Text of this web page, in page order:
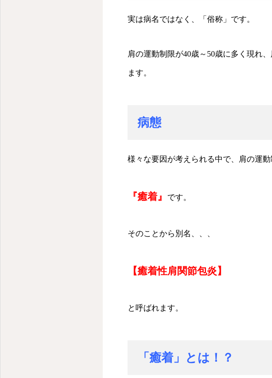
実は病名ではなく、「俗称」です。
肩の運動制限が40歳～50歳に多く現れ
ます。
病態
様々な要因が考えられる中で、肩の運
『癒着』 です。
そのことから別名、、、
【癒着性肩関節包炎】
と呼ばれます。
「癒着」とは！？